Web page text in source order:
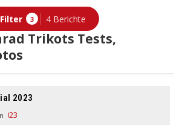
Trikots Tests,
Filter 3 4 Berichte
2023